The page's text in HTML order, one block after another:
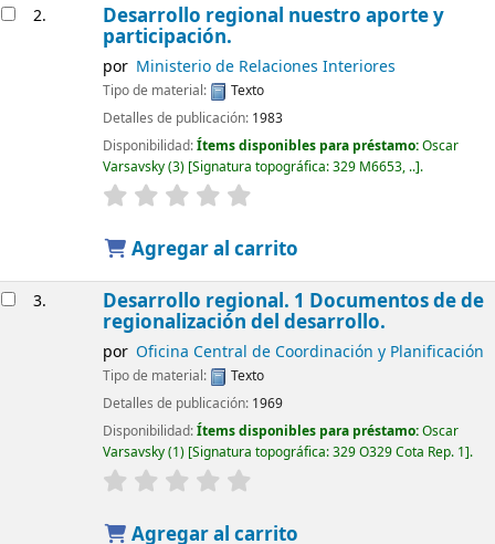
2. Desarrollo regional nuestro aporte y
participación.
por Ministerio de Relaciones Interiores
Tipo de material:
Texto
Detalles de publicación: 1983
Disponibilidad:Ítems disponibles para préstamo:Oscar
Varsavsky(3) Signatura topográfica:329 M6653, .. .
Agregar al carrito
3. Desarrollo regional. 1 Documentos de de
regionalización del desarrollo.
por Oficina Central de Coordinación y Planificación
Tipo de material:
Texto
Detalles de publicación: 1969
Disponibilidad:Ítems disponibles para préstamo:Oscar
Varsavsky(1) Signatura topográfica:329 O329 Cota Rep. 1 .
Agregar al carrito